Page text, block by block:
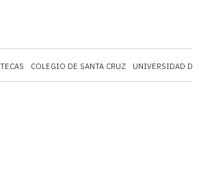
COLEGIO DE SANTA CRUZ UNIVERSIDAD